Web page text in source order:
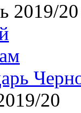
2019/20
20